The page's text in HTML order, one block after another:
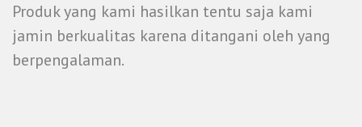
Produk yang kami hasilkan tentu saja kami
jamin berkualitas karena ditangani oleh yang
berpengalaman.